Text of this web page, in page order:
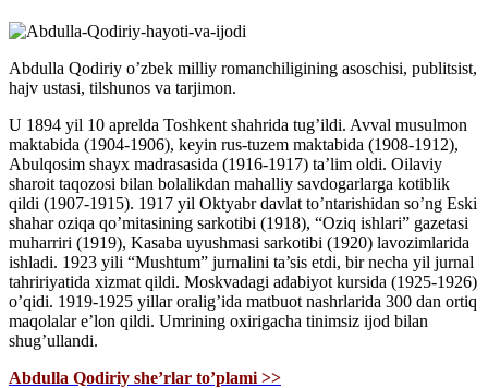
Abdulla Qodiriy o’zbek milliy romanchiligining asoschisi, publitsist,
hajv ustasi, tilshunos va tarjimon.
U 1894 yil 10 aprelda Toshkent shahrida tug’ildi. Avval musulmon
maktabida (1904-1906), keyin rus-tuzem maktabida (1908-1912),
Abulqosim shayx madrasasida (1916-1917) ta’lim oldi. Oilaviy
sharoit taqozosi bilan bolalikdan mahalliy savdogarlarga kotiblik
qildi (1907-1915). 1917 yil Oktyabr davlat to’ntarishidan so’ng Eski
shahar oziqa qo’mitasining sarkotibi (1918), “Oziq ishlari” gazetasi
muharriri (1919), Kasaba uyushmasi sarkotibi (1920) lavozimlarida
ishladi. 1923 yili “Mushtum” jurnalini ta’sis etdi, bir necha yil jurnal
tahririyatida xizmat qildi. Moskvadagi adabiyot kursida (1925-1926)
o’qidi. 1919-1925 yillar oralig’ida matbuot nashrlarida 300 dan ortiq
maqolalar e’lon qildi. Umrining oxirigacha tinimsiz ijod bilan
shug’ullandi.
Abdulla Qodiriy she’rlar to’plami >>